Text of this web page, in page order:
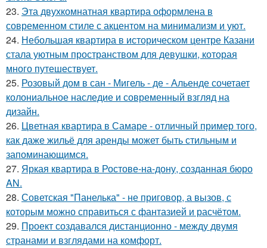
23. Эта двухкомнатная квартира оформлена в
современном стиле с акцентом на минимализм и уют.
24. Небольшая квартира в историческом центре Казани
стала уютным пространством для девушки, которая
много путешествует.
25. Розовый дом в сан - Мигель - де - Альенде сочетает
колониальное наследие и современный взгляд на
дизайн.
26. Цветная квартира в Самаре - отличный пример того,
как даже жильё для аренды может быть стильным и
запоминающимся.
27. Яркая квартира в Ростове-на-дону, созданная бюро
AN.
28. Советская "Панелька" - не приговор, а вызов, с
которым можно справиться с фантазией и расчётом.
29. Проект создавался дистанционно - между двумя
странами и взглядами на комфорт.